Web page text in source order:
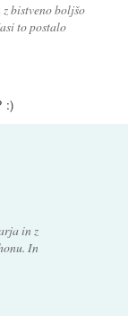
bistveno boljšo
to postalo
:)
in z
In